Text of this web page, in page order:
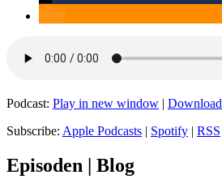
Podcast: Play in new window | Download
Subscribe: Apple Podcasts | Spotify | RSS
Episoden | Blog